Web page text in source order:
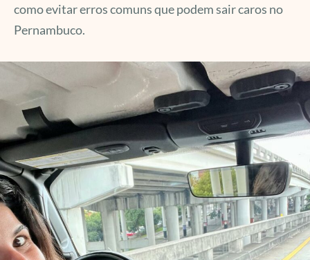
como evitar erros comuns que podem sair caros no
Pernambuco.